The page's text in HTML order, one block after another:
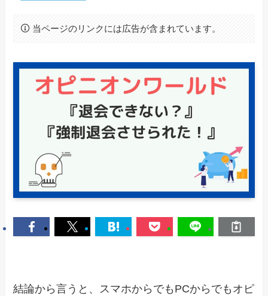
当ページのリンクには広告が含まれています。
結論から言うと、スマホからでもPCからでもオピ